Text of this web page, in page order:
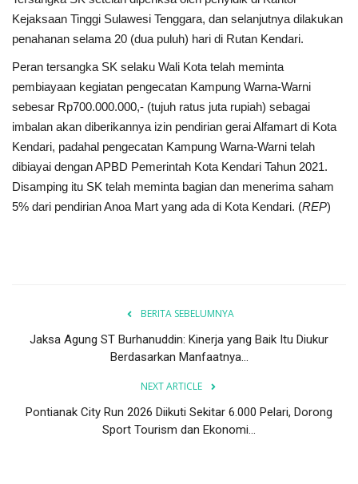
Kejaksaan Tinggi Sulawesi Tenggara, dan selanjutnya dilakukan
penahanan selama 20 (dua puluh) hari di Rutan Kendari.
Peran tersangka SK selaku Wali Kota telah meminta
pembiayaan kegiatan pengecatan Kampung Warna-Warni
sebesar Rp700.000.000,- (tujuh ratus juta rupiah) sebagai
imbalan akan diberikannya izin pendirian gerai Alfamart di Kota
Kendari, padahal pengecatan Kampung Warna-Warni telah
dibiayai dengan APBD Pemerintah Kota Kendari Tahun 2021.
Disamping itu SK telah meminta bagian dan menerima saham
5% dari pendirian Anoa Mart yang ada di Kota Kendari. (REP)
BERITA SEBELUMNYA
Jaksa Agung ST Burhanuddin: Kinerja yang Baik Itu Diukur
Berdasarkan Manfaatnya...
NEXT ARTICLE
Pontianak City Run 2026 Diikuti Sekitar 6.000 Pelari, Dorong
Sport Tourism dan Ekonomi...